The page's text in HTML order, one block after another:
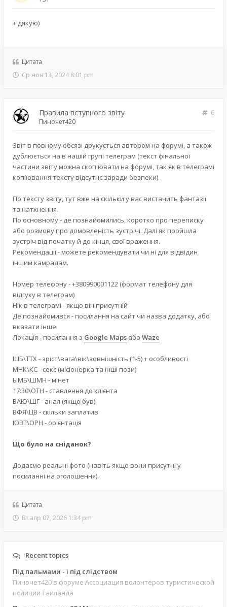
+ дякую)
Цитата
Ср ноя 13, 2024 8:01 pm
Правила вступного звіту
6
Пиночет420
Звіт в повному обсязі друкується автором на форумі, а також
дублюється на в нашій групі телеграм (текст фінальної
частини звіту можна скопіювати на форумі, так як в телеграмі
копіювання тексту відсутнє заради безпеки).
По тексту звіту, тут вже на скільки у вас вистачить фантазії
та натхнення.
По основному - де познайомились, коротко про переписку
або розмову про домовленість зустрічі. Далі як пройшла
зустріч від початку й до кінця, свої враження.
Рекомендації - можете рекомендувати чи ні для відвідин
іншим камрадам.
Номер телефону - +380990001122 (формат телефону для
відгуку в телеграм)
Нік в телеграмі - якщо він присутній
Де познайомився - посилання на сайт чи назва додатку, або
вказати інше
Локація - посилання з Google Maps або Waze
ШБ\ТТХ - зріст\вага\вік\зовнішність (1-5) + особливості
МНК\КС - секс (місіонерка та інші пози)
ЫМБ\ШМН - мінет
17:30\ОТН - ставлення до клієнта
ВАЮ\ШГ - анал (якщо був)
ВФЯ\ЦВ - скільки заплатив
ЮВТ\ОРН - орієнтація
Що було на сніданок?
Додаємо реальні фото (навіть якщо вони присутні у
посиланні на оголошення).
Цитата
Вт апр 07, 2026 1:34 pm
Recent topics
Під пальмами - і під слідством
Пиночет420 в форуме Ассоциация волонтёров туристической
полиции Таиланда